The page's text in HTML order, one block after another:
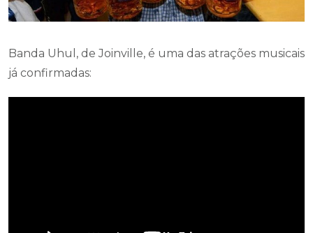
Banda Uhul, de Joinville, é uma das atrações musicais
já confirmadas: